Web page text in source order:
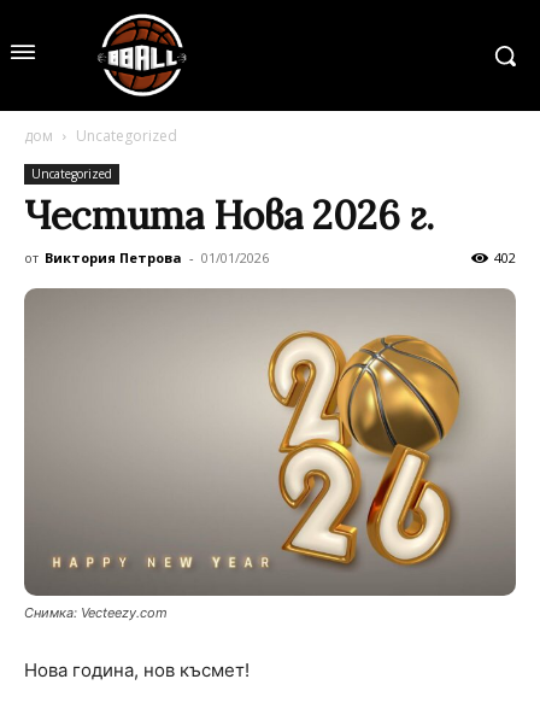
дом Uncategorized
Uncategorized
Честита Нова 2026 г.
от Виктория Петрова - 01/01/2026 402
Снимка: Vecteezy.com
Нова година, нов късмет!